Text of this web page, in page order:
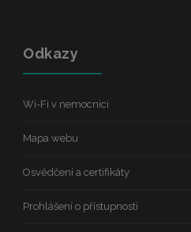
Odkazy
Wi-Fi v nemocnici
Mapa webu
Osvědčení a certifikáty
Prohlášení o přístupnosti